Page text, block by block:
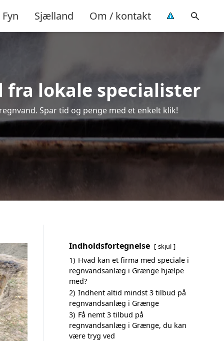
Fyn Sjælland Om / kontakt
lokale specialister
Spar tid og penge med et enkelt klik!
Indholdsfortegnelse skjul
1) Hvad kan et firma med speciale i
regnvandsanlæg i Grænge hjælpe
med?
2) Indhent altid mindst 3 tilbud på
regnvandsanlæg i Grænge
3) Få nemt 3 tilbud på
regnvandsanlæg i Grænge, du kan
være tryg ved